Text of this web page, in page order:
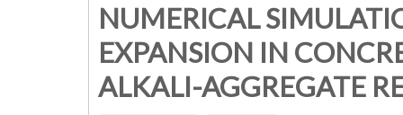
NUMERICAL
EXPANSION IN
ALKALI-AGGREGATE